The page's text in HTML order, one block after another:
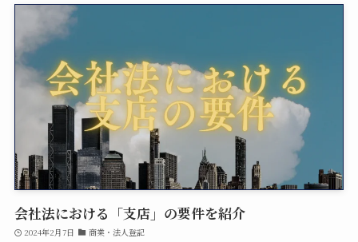
会社法における「支店」の要件を紹介
2024年2月7日 商業・法人登記